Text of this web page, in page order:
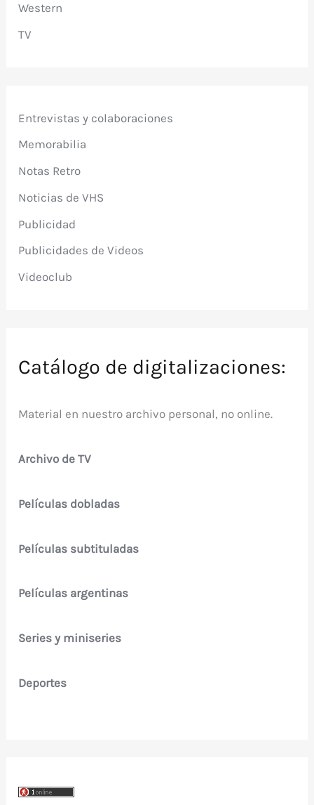
Western
TV
Entrevistas y colaboraciones
Memorabilia
Notas Retro
Noticias de VHS
Publicidad
Publicidades de Videos
Videoclub
Catálogo de digitalizaciones:
Material en nuestro archivo personal, no online.
Archivo de TV
Películas dobladas
Películas subtituladas
Películas argentinas
Series y miniseries
Deportes